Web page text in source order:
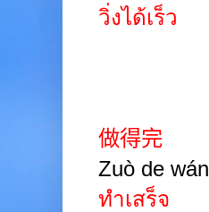
วิ่งได้เร็ว
做得完
Zuò de wán
ทำเสร็จ